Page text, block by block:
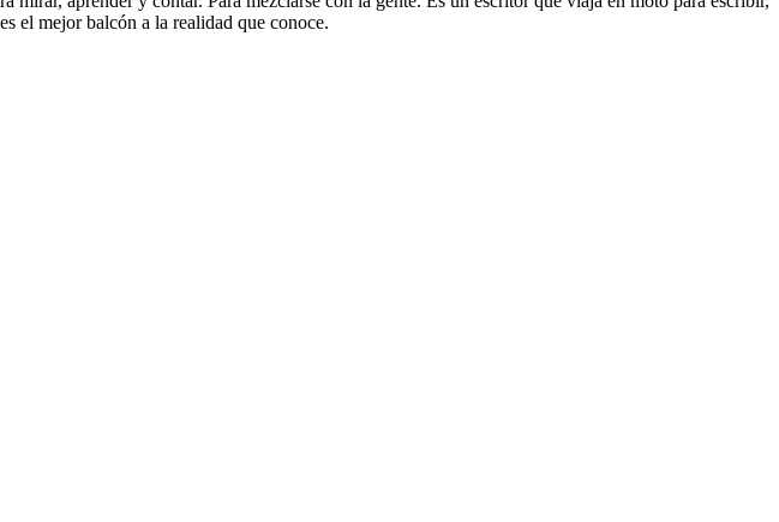
el mejor balcón a la realidad que conoce.